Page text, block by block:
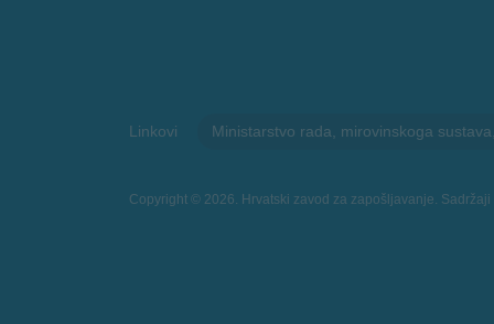
Linkovi Ministarstvo rada, mirovinskoga
Copyright © 2026. Hrvatski zavod za zapošljavanje.